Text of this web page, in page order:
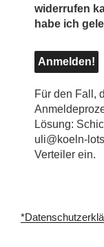
widerrufen
habe ich
Für den Fall,
Lösung:
uli@koeln-
Verteiler ein.